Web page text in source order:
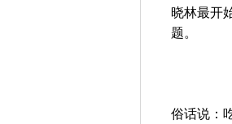
晓林最开
题。
俗话说：